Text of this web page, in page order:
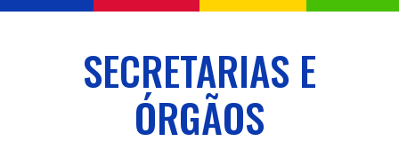
SECRETARIAS E
ÓRGÃOS